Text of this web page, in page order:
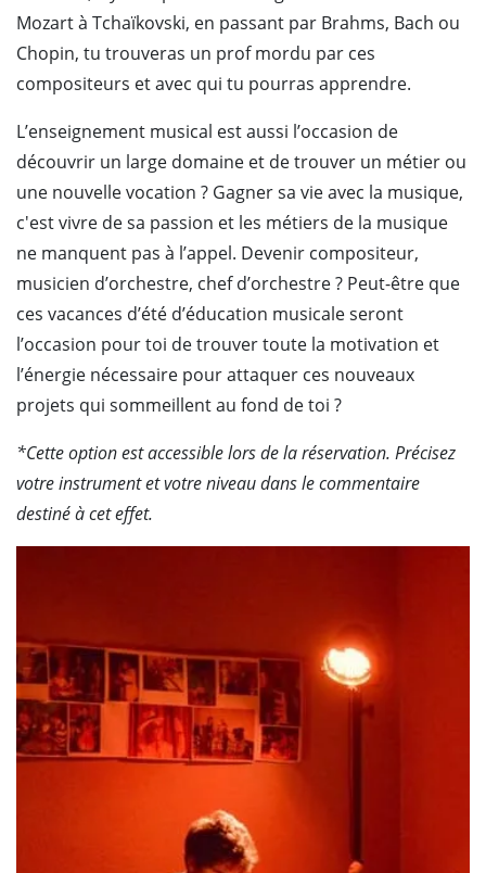
Mozart à Tchaïkovski, en passant par Brahms, Bach ou
Chopin, tu trouveras un prof mordu par ces
compositeurs et avec qui tu pourras apprendre.
L’enseignement musical est aussi l’occasion de
découvrir un large domaine et de trouver un métier ou
une nouvelle vocation ? Gagner sa vie avec la musique,
c'est vivre de sa passion et les métiers de la musique
ne manquent pas à l’appel. Devenir compositeur,
musicien d’orchestre, chef d’orchestre ? Peut-être que
ces vacances d’été d’éducation musicale seront
l’occasion pour toi de trouver toute la motivation et
l’énergie nécessaire pour attaquer ces nouveaux
projets qui sommeillent au fond de toi ?
*Cette option est accessible lors de la réservation. Précisez
votre instrument et votre niveau dans le commentaire
destiné à cet effet.